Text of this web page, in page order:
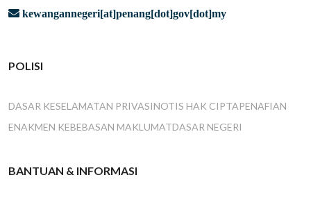
kewangannegeri[at]penang[dot]gov[dot]my
POLISI
DASAR KESELAMATAN PRIVASINOTIS HAK CIPTAPENAFIAN
ENAKMEN KEBEBASAN MAKLUMATDASAR NEGERI
BANTUAN & INFORMASI